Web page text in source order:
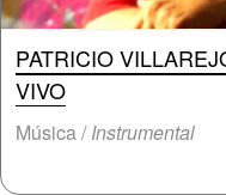
PATRICIO
VIVO
Música /Instrumental